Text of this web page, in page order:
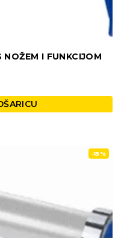
I FUNKCIJOM
-15%